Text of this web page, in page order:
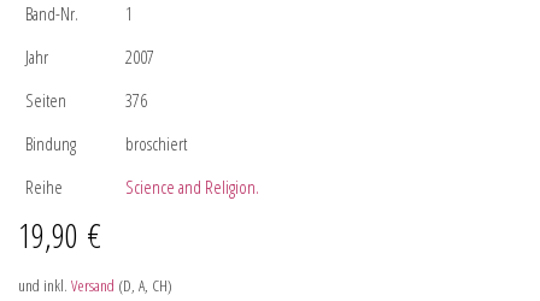
Band-Nr.
1
Jahr
2007
Seiten
376
Bindung
broschiert
Reihe
Science and Religion.
19,90 €
und inkl. Versand (D, A, CH)